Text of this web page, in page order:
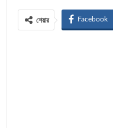
শেয়ার Facebook